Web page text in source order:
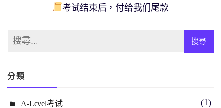
考试结束后，付给我们尾款
分類
A-Level考试 (1)